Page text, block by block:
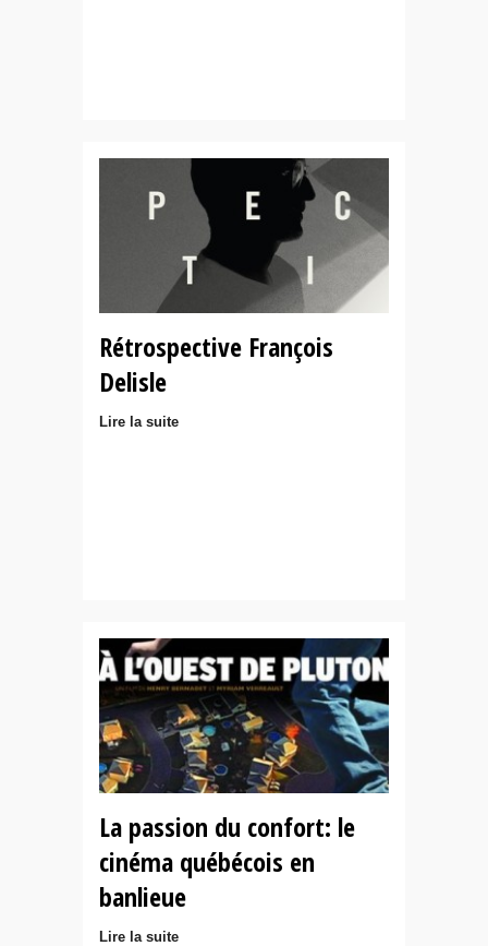
Rétrospective François
Delisle
Lire la suite
La passion du confort: le
cinéma québécois en
banlieue
Lire la suite